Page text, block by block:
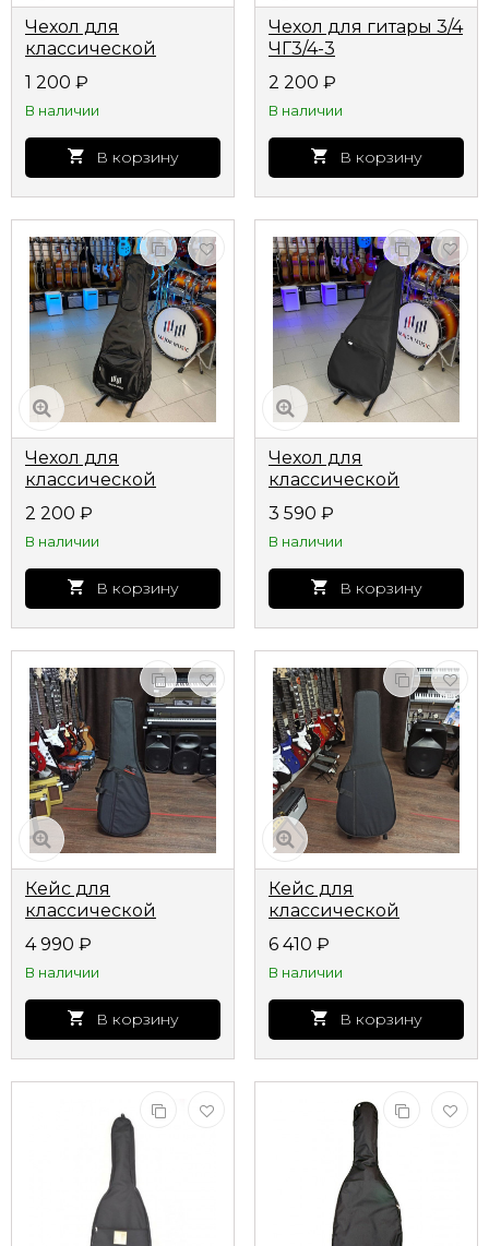
Чехол для
классической
1 200 ₽
В наличии
В корзину
Чехол для гитары 3/4
ЧГ3/4-3
2 200 ₽
В наличии
В корзину
Чехол для
классической
утепленный
2 200 ₽
В наличии
В корзину
Чехол для
классической
полужесткий
3 590 ₽
В наличии
В корзину
Кейс для
классической
4 990 ₽
В наличии
В корзину
Кейс для
классической
6 410 ₽
В наличии
В корзину